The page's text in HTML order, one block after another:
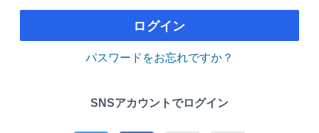
ログイン
パスワードをお忘れですか？
SNSアカウントでログイン